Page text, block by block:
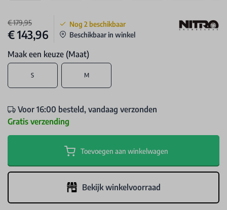
€ 179,95
€ 143,96
Nog 2 beschikbaar
Beschikbaar in winkel
Maak een keuze (Maat)
S M
Voor 16:00 besteld, vandaag verzonden
Gratis verzending
Toevoegen aan winkelwagen
Bekijk winkelvoorraad